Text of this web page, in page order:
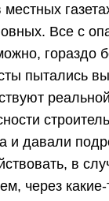
местных
Все с
гораздо
пытались
реальной
и давали
в
через